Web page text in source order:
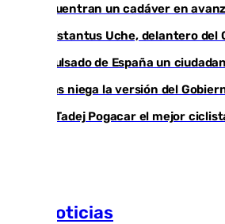
Encuentran un cadáver en
Christantus Uche, delantero
Expulsado de España un
Vivas niega la versión del
¿Es Tadej Pogacar el mejor
Más noticias